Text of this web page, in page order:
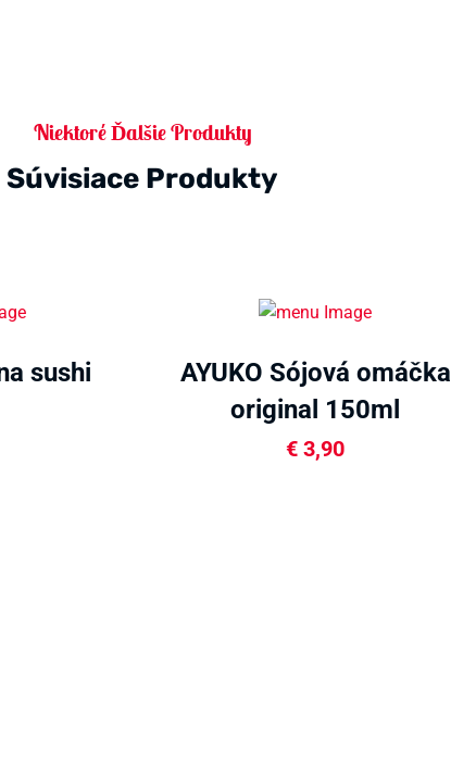
Niektoré Ďalšie Produkty
Súvisiace Produkty
sushi
AYUKO Sójová omáčka
original 150ml
€ 3,90